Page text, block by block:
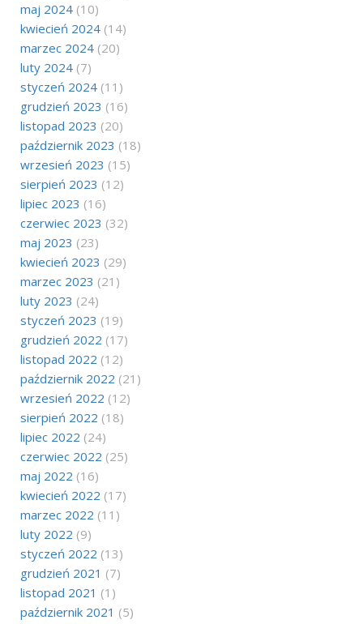
maj 2024 (10)
kwiecień 2024 (14)
marzec 2024 (20)
luty 2024 (7)
styczeń 2024 (11)
grudzień 2023 (16)
listopad 2023 (20)
październik 2023 (18)
wrzesień 2023 (15)
sierpień 2023 (12)
lipiec 2023 (16)
czerwiec 2023 (32)
maj 2023 (23)
kwiecień 2023 (29)
marzec 2023 (21)
luty 2023 (24)
styczeń 2023 (19)
grudzień 2022 (17)
listopad 2022 (12)
październik 2022 (21)
wrzesień 2022 (12)
sierpień 2022 (18)
lipiec 2022 (24)
czerwiec 2022 (25)
maj 2022 (16)
kwiecień 2022 (17)
marzec 2022 (11)
luty 2022 (9)
styczeń 2022 (13)
grudzień 2021 (7)
listopad 2021 (1)
październik 2021 (5)